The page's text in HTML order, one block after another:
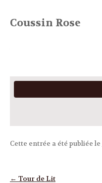
Coussin Rose
Cette entrée a été publiée le
Navigation des articles
← Tour de Lit